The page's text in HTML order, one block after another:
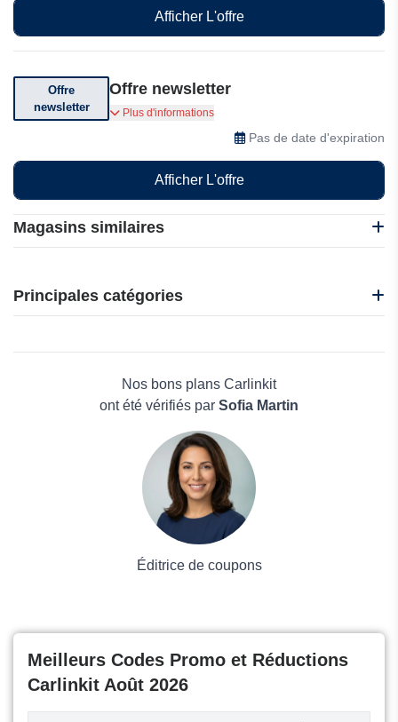
Magasins similaires
Oedro
Myrentacar
RENOVATION CUIR
Principales catégories
Maison & JardinNos bons plans Carlinkit
ont été vérifiés par Sofia Martin
Éditrice de coupons
Afficher L'offre
Offre
newsletter
Offre newsletter
Abonnez-vous pour recevoir des offres
Plus d'informations
Pas de date d'expiration
Afficher L'offre
Meilleurs Codes Promo et Réductions
Carlinkit Août 2026